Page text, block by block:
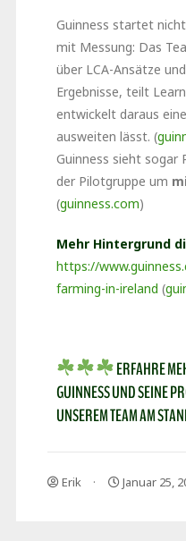
Guinness startet
mit Messung: Das
über LCA-Ansätze
Ergebnisse, teilt
entwickelt daraus
ausweiten lässt. (
Guinness sieht sogar
der Pilotgruppe um
(guinness.com)
Mehr Hintergrund
https://
farming-in-ireland (
ERFAHRE
GUINNESS UND SEINE
UNSEREM TEAM AM
Erik Januar 25,